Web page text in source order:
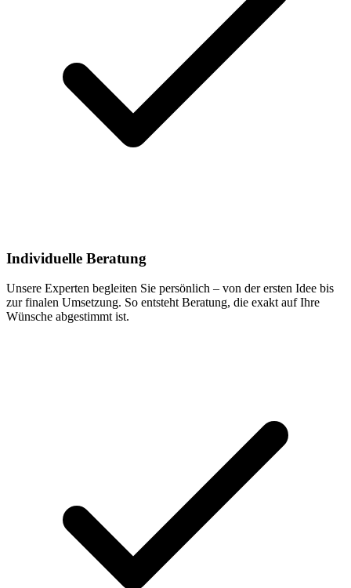
Individuelle Beratung
Unsere Experten begleiten Sie persönlich – von der ersten Idee bis
zur finalen Umsetzung. So entsteht Beratung, die exakt auf Ihre
Wünsche abgestimmt ist.